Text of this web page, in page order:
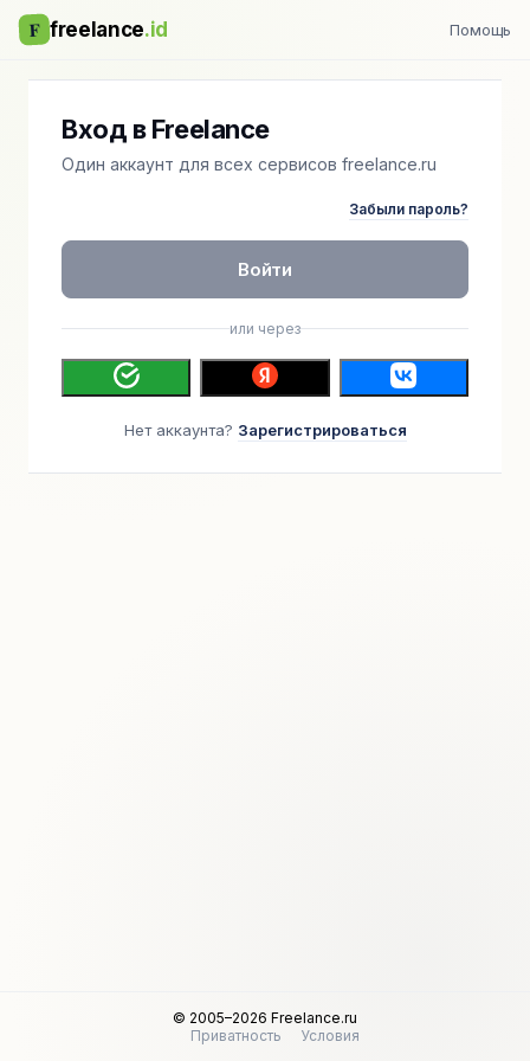
F freelance.id Помощь
Вход в Freelance
Один аккаунт для всех сервисов freelance.ru
Забыли пароль?
Войти
или через
Нет аккаунта? Зарегистрироваться
© 2005–2026 Freelance.ru
Приватность
Условия